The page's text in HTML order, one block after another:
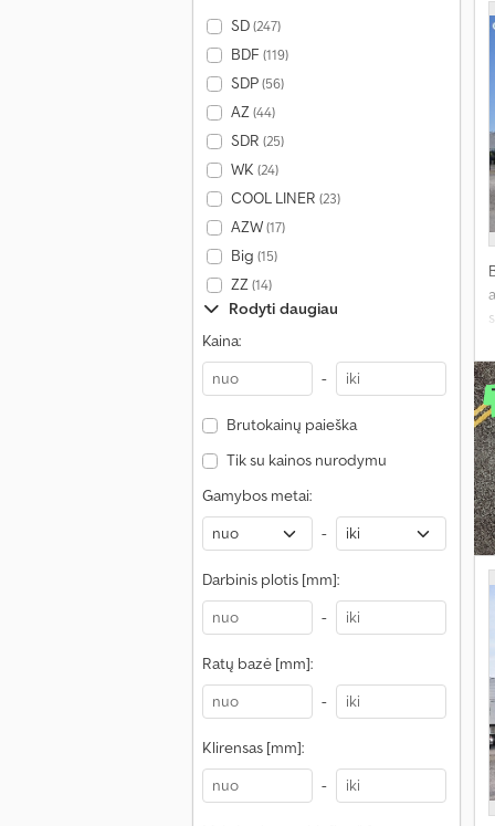
SD(247)
BDF (119)
SDP(56)
AZ(44)
SDR (25)
WK (24)
COOL LINER (23)
AZW(17)
Big (15)
ZZ(14)
Rodyti daugiau
Kaina:
-
Brutokainų paieška
Tik su kainos nurodymu
Gamybos metai:
-
Darbinis plotis [mm]:
-
Ratų bazė [mm]:
-
Klirensas [mm]:
-